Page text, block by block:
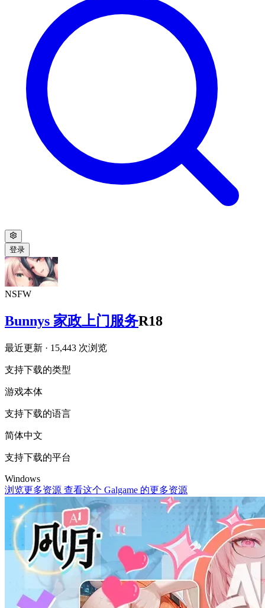
登录
NSFW
Bunnys 家政上门服务R18
最近更新 · 15,443 次浏览
支持下载的类型
游戏本体
支持下载的语言
简体中文
支持下载的平台
Windows
浏览更多资源 查看这个 Galgame 的更多资源